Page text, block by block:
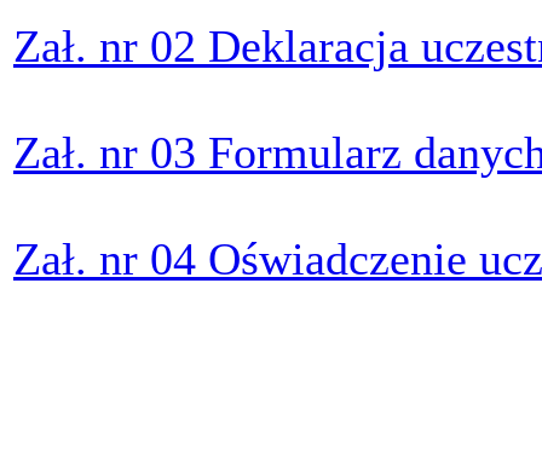
Zał. nr 02 Deklaracja
Zał. nr 03 Formularz
Zał. nr 04 Oświadczenie